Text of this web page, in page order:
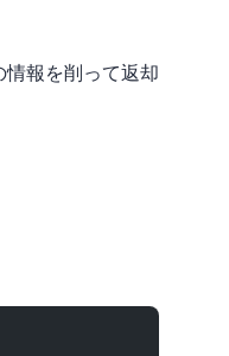
情報を削って返却